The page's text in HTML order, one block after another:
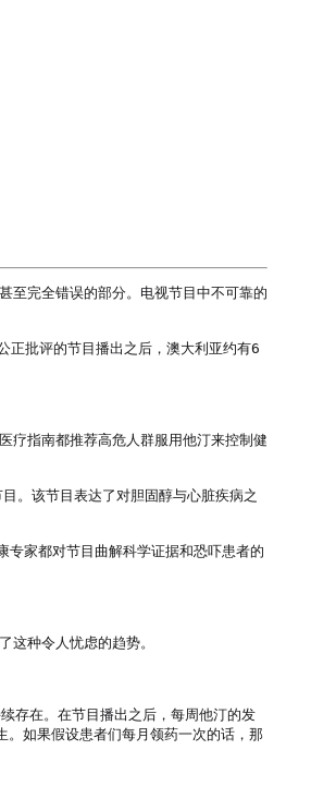
至完全错误的部分。电视节目中不可靠的
批评的节目播出之后，澳大利亚约有6
疗指南都推荐高危人群服用他汀来控制健
。该节目表达了对胆固醇与心脏疾病之
专家都对节目曲解科学证据和恐吓患者的
这种令人忧虑的趋势。
存在。在节目播出之后，每周他汀的发
如果假设患者们每月领药一次的话，那